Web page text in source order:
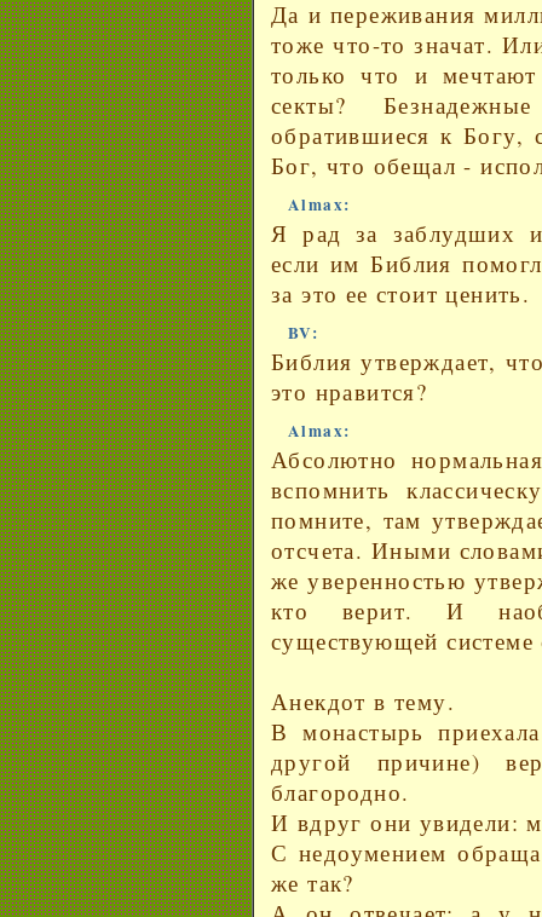
Да и переживания
тоже что-то значат.
только что и
секты?
обратившиеся к
Бог, что обещал -
Almax:
Я рад за заблудших
если им Библия
за это ее стоит ценить.
BV:
Библия утверждает,
это нравится?
Almax:
Абсолютно
вспомнить
помните, там
отсчета. Иными
же уверенностью
кто верит. И
существующей
Анекдот в тему.
В монастырь
другой причине)
благородно.
И вдруг они увидели:
С недоумением
же так?